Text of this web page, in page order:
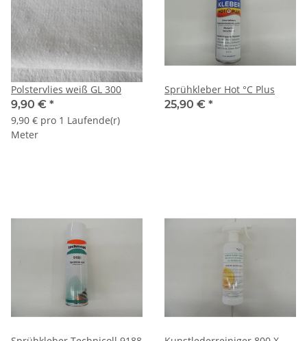
Polstervlies weiß GL 300
9,90 € *
9,90 € pro 1 Laufende(r)
Meter
Sprühkleber Hot °C Plus
25,90 € *